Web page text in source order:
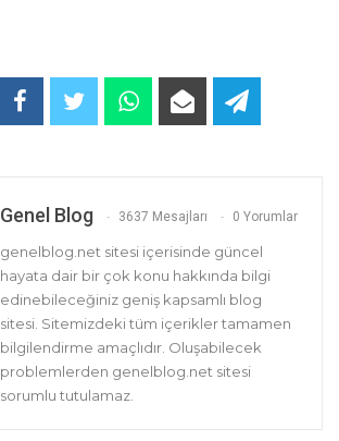
Genel Blog 3637 Mesajları 0 Yorumlar
genelblog.net sitesi içerisinde güncel
hayata dair bir çok konu hakkında bilgi
edinebileceğiniz geniş kapsamlı blog
sitesi. Sitemizdeki tüm içerikler tamamen
bilgilendirme amaçlıdır. Oluşabilecek
problemlerden genelblog.net sitesi
sorumlu tutulamaz.